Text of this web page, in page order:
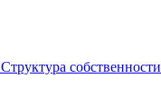
Структура собственности